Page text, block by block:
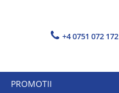
+4 0751 072 172
PROMOTII